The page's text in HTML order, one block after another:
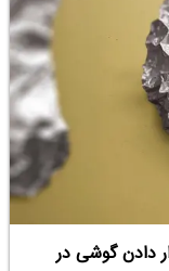
دادن گوشی در